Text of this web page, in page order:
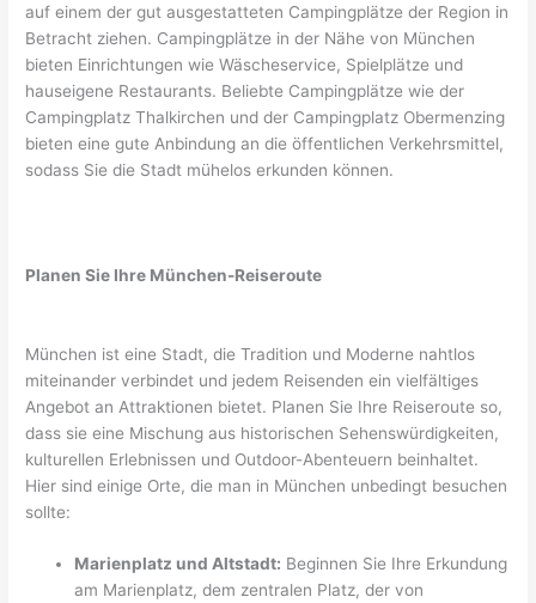
auf einem der gut ausgestatteten Campingplätze der Region in
Betracht ziehen. Campingplätze in der Nähe von München
bieten Einrichtungen wie Wäscheservice, Spielplätze und
hauseigene Restaurants. Beliebte Campingplätze wie der
Campingplatz Thalkirchen und der Campingplatz Obermenzing
bieten eine gute Anbindung an die öffentlichen Verkehrsmittel,
sodass Sie die Stadt mühelos erkunden können.
Planen Sie Ihre München-Reiseroute
München ist eine Stadt, die Tradition und Moderne nahtlos
miteinander verbindet und jedem Reisenden ein vielfältiges
Angebot an Attraktionen bietet. Planen Sie Ihre Reiseroute so,
dass sie eine Mischung aus historischen Sehenswürdigkeiten,
kulturellen Erlebnissen und Outdoor-Abenteuern beinhaltet.
Hier sind einige Orte, die man in München unbedingt besuchen
sollte:
Marienplatz und Altstadt: Beginnen Sie Ihre Erkundung
am Marienplatz, dem zentralen Platz, der von